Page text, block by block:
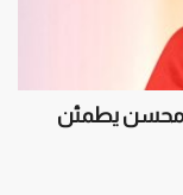
محسن يطمئن